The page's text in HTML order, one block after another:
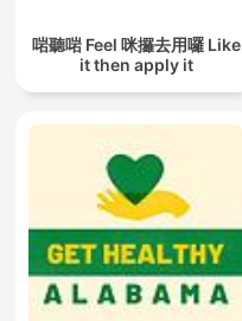
啱聽啱 Feel 咪攞去用囉 Like
it then apply it